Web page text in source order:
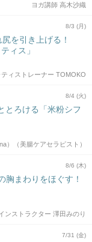
ヨガ講師 高木沙織
8/3 (月)
を引き上げる！
ィス」
ティストレーナー TOMOKO
8/4 (火)
とろける「米粉シフ
）（美腸ケアセラピスト）
8/6 (木)
胸まわりをほぐす！
ンストラクター 澤田みのり
7/31 (金)